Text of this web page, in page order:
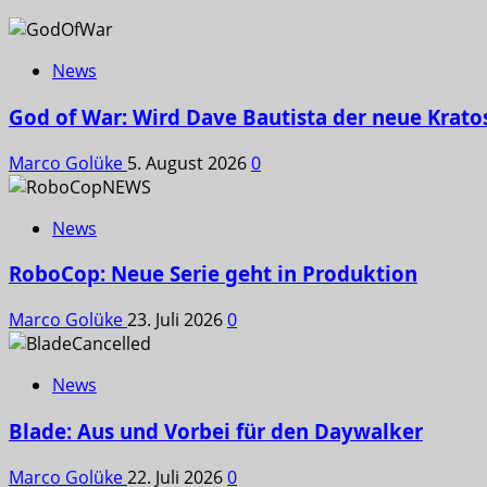
News
God of War: Wird Dave Bautista der neue
Marco Golüke 5. August 20260
News
RoboCop: Neue Serie geht in Produktion
Marco Golüke23. Juli 20260
News
Blade: Aus und Vorbei für den Daywalker
Marco Golüke22. Juli 20260